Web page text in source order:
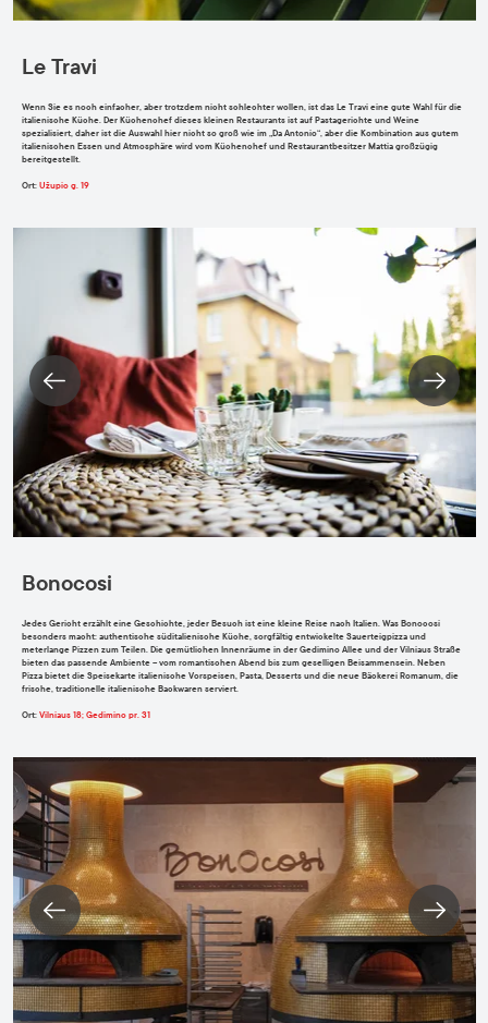
Le Travi
Wenn Sie es noch einfacher, aber trotzdem nicht schlechter wollen, ist das Le Travi eine gute Wahl für die
italienische Küche. Der Küchenchef dieses kleinen Restaurants ist auf Pastagerichte und Weine
spezialisiert, daher ist die Auswahl hier nicht so groß wie im „Da Antonio“, aber die Kombination aus gutem
italienischen Essen und Atmosphäre wird vom Küchenchef und Restaurantbesitzer Mattia großzügig
bereitgestellt.
Ort: Užupio g. 19
Bonocosi
Jedes Gericht erzählt eine Geschichte, jeder Besuch ist eine kleine Reise nach Italien. Was Bonocosi
besonders macht: authentische süditalienische Küche, sorgfältig entwickelte Sauerteigpizza und
meterlange Pizzen zum Teilen. Die gemütlichen Innenräume in der Gedimino Allee und der Vilniaus Straße
bieten das passende Ambiente – vom romantischen Abend bis zum geselligen Beisammensein. Neben
Pizza bietet die Speisekarte italienische Vorspeisen, Pasta, Desserts und die neue Bäckerei Romanum, die
frische, traditionelle italienische Backwaren serviert.
Ort: Vilniaus 18; Gedimino pr. 31